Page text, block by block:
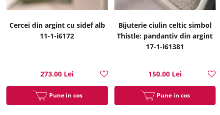
Cercei din argint cu sidef alb
11-1-i6172
273.00 Lei
Pune in cos
Bijuterie ciulin celtic simbol
Thistle: pandantiv din argint
17-1-i61381
150.00 Lei
Pune in cos